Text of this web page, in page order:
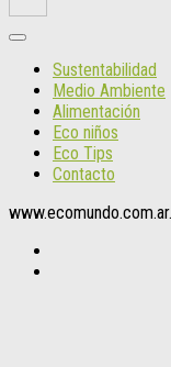
Sustentabilidad
Medio Ambiente
Alimentación
Eco niños
Eco Tips
Contacto